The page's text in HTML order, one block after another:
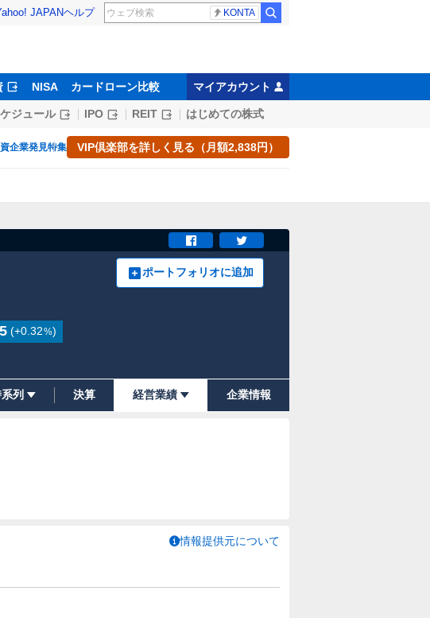
JAPANヘルプ KONTA
NISA カードローン比較 マイアカウント
ジュール IPO REIT はじめての株式
企業発見特集 VIP倶楽部を詳しく見る（月額2,838円）
ポートフォリオに追加
(+0.32%)
列 決算 経営業績 企業情報
情報提供元について